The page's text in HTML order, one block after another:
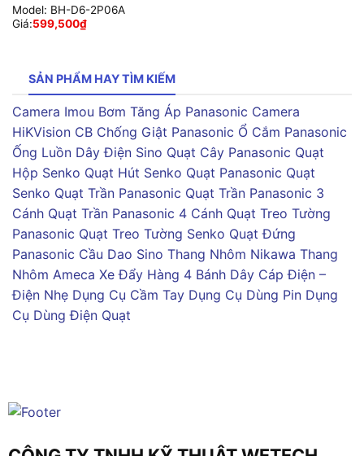
Model: BH-D6-2P06A
Giá:599,500₫
SẢN PHẨM HAY TÌM KIẾM
Camera Imou Bơm Tăng Áp Panasonic Camera
HiKVision CB Chống Giật Panasonic Ổ Cắm Panasonic
Ống Luồn Dây Điện Sino Quạt Cây Panasonic Quạt
Hộp Senko Quạt Hút Senko Quạt Panasonic Quạt
Senko Quạt Trần Panasonic Quạt Trần Panasonic 3
Cánh Quạt Trần Panasonic 4 Cánh Quạt Treo Tường
Panasonic Quạt Treo Tường Senko Quạt Đứng
Panasonic Cầu Dao Sino Thang Nhôm Nikawa Thang
Nhôm Ameca Xe Đẩy Hàng 4 Bánh Dây Cáp Điện –
Điện Nhẹ Dụng Cụ Cầm Tay Dụng Cụ Dùng Pin Dụng
Cụ Dùng Điện Quạt